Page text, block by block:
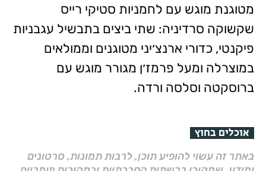
מטוגנת מוגש עם לחמניות סטיקי רייס
שקשוקה סרדיניה: שתי ביצים בתבשיל עגבניות
פיקנטי, כדורי ארנצ׳יני מטוגנים וממולאים
במוצרלה ומעל פרמז׳ן מגורר מוגש עם
ברוסקטה וסלסה ורדה.
אוכלים בחוץ
באתר זה עשוי להופיע תוכן, לרבות תמונות, סרטונים